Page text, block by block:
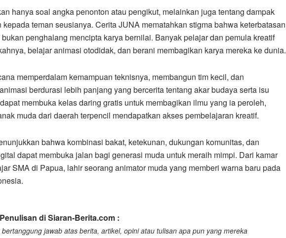
hanya soal angka penonton atau pengikut, melainkan juga tentang dampak
teman seusianya. Cerita JUNA mematahkan stigma bahwa keterbatasan
penghalang mencipta karya bernilai. Banyak pelajar dan pemula kreatif
belajar animasi otodidak, dan berani membagikan karya mereka ke dunia.
memperdalam kemampuan teknisnya, membangun tim kecil, dan
berdurasi lebih panjang yang bercerita tentang akar budaya serta isu
membuka kelas daring gratis untuk membagikan ilmu yang ia peroleh,
muda dari daerah terpencil mendapatkan akses pembelajaran kreatif.
bahwa kombinasi bakat, ketekunan, dukungan komunitas, dan
dapat membuka jalan bagi generasi muda untuk meraih mimpi. Dari kamar
SMA di Papua, lahir seorang animator muda yang memberi warna baru pada
di Siaran-Berita.com :
jawab atas berita, artikel, opini atau tulisan apa pun yang mereka